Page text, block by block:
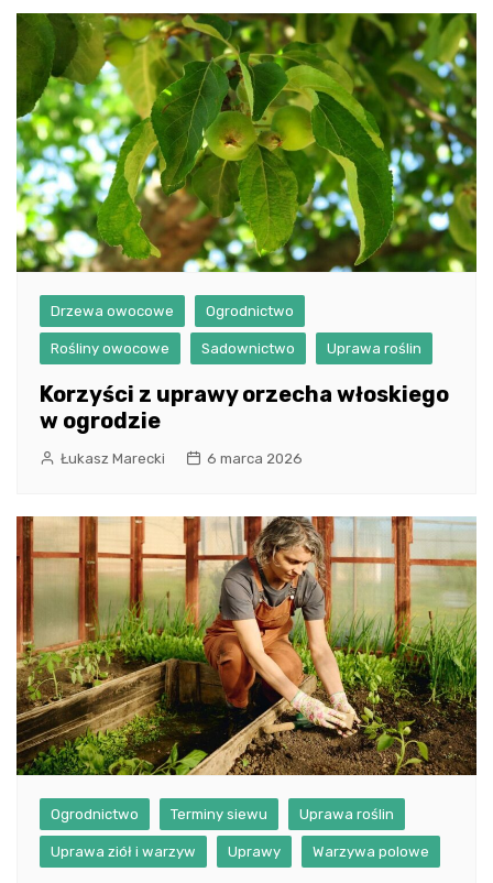
Drzewa owocowe Ogrodnictwo
Rośliny owocowe Sadownictwo Uprawa roślin
Korzyści z uprawy orzecha włoskiego
w ogrodzie
Łukasz Marecki 6 marca 2026
Ogrodnictwo Terminy siewu Uprawa roślin
Uprawa ziół i warzyw Uprawy Warzywa polowe